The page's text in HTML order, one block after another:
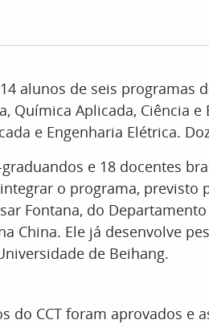
alunos de seis programas
Química Aplicada, Ciência
e Engenharia Elétrica.
e 18 docentes
o programa, previsto
Fontana, do
China. Ele já desenvolve
de Beihang.
do CCT foram aprovados e